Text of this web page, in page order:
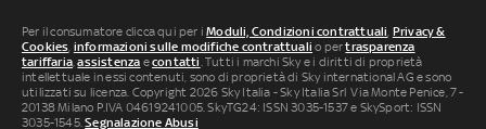
Per il consumatore clicca qui per iModuli, Condizioni contrattuali Privacy &
Cookies informazioni sulle modifiche contrattuali o pertrasparenza
tariffaria ,assistenza econtatti . Tutti i marchi Sky e i diritti di proprietà
intellettuale in essi contenuti, sono di proprietà di Sky international AG e sono
utilizzati su licenza. Copyright 2026 Sky Italia - Sky Italia Srl Via Monte Penice, 7 -
20138 Milano P.IVA 04619241005. SkyTG24: ISSN 3035-1537 e SkySport: ISSN
3035-1545.Segnalazione Abusi